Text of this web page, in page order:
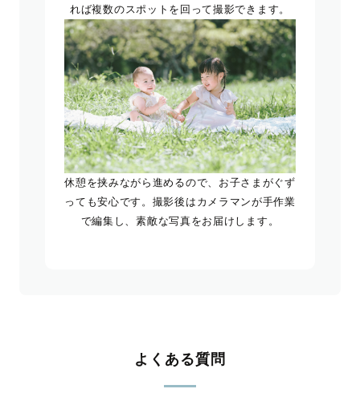
れば複数のスポットを回って撮影できます。
休憩を挟みながら進めるので、お子さまがぐず
っても安心です。撮影後はカメラマンが手作業
で編集し、素敵な写真をお届けします。
よくある質問